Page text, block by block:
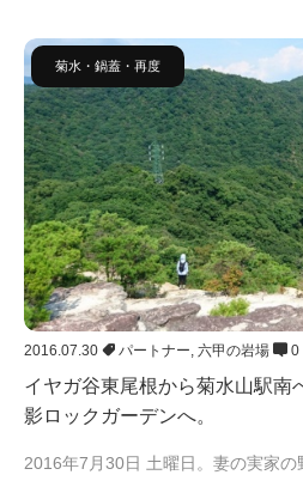
菊水・鍋蓋・再度
2016.07.30 パートナー 六甲の岩場 0
イヤガ谷東尾根から菊水山駅南
影ロックガーデンへ。
2016年7月30日 土曜日。妻の実家の